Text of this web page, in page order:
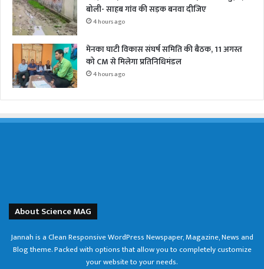
बोली- साहब गांव की सड़क बनवा दीजिए
4 hours ago
मेनका घाटी विकास संघर्ष समिति की बैठक, 11 अगस्त
को CM से मिलेगा प्रतिनिधिमंडल
4 hours ago
About Science MAG
Jannah is a Clean Responsive WordPress Newspaper, Magazine, News and
Blog theme. Packed with options that allow you to completely customize
your website to your needs.